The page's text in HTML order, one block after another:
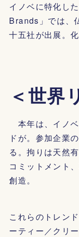
イノベに特化し
Brands」では、
十五社が出展。
＜世界
本年は、イノ
ドが。参加企業
る。拘りは天然
コミットメント
創造。
これらのトレン
ーティー／クリ